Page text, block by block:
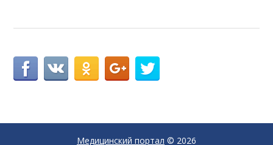
Медицинский портал © 2026